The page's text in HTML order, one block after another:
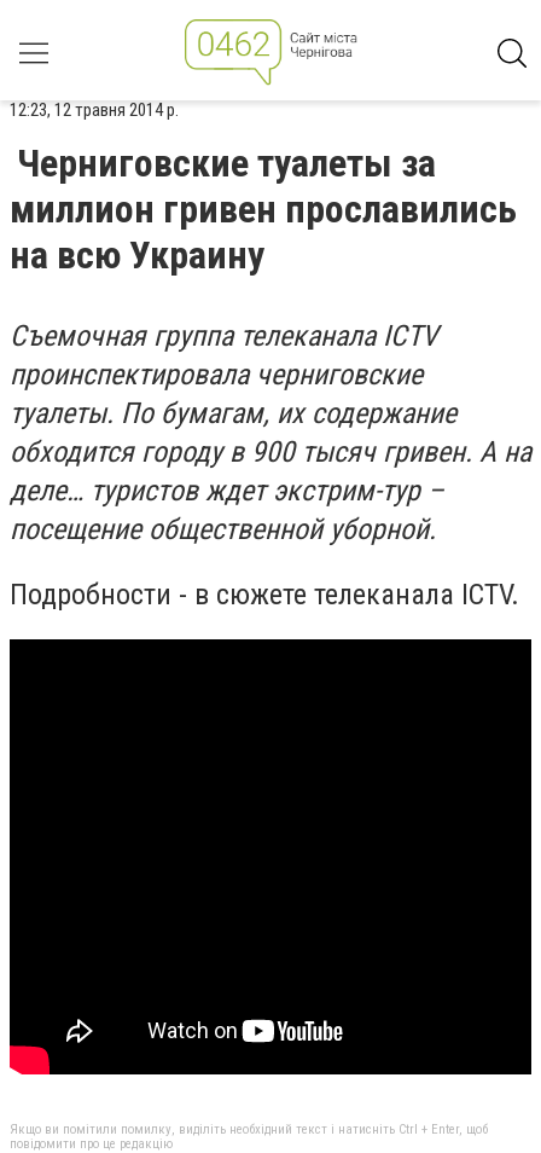
12:23, 12 травня 2014 р.
Черниговские туалеты за
миллион гривен прославились
на всю Украину
Съемочная группа телеканала ICTV
проинспектировала черниговские
туалеты. По бумагам, их содержание
обходится городу в 900 тысяч гривен. А на
деле… туристов ждет экстрим-тур –
посещение общественной уборной.
Подробности - в сюжете телеканала ICTV.
Якщо ви помітили помилку, виділіть необхідний текст і натисніть Ctrl + Enter, щоб
повідомити про це редакцію